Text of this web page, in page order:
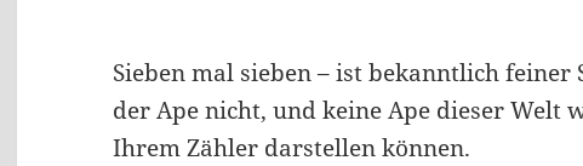
Sieben mal sieben – ist bekanntlich
der Ape nicht, und keine Ape dieser Welt
Ihrem Zähler darstellen können.